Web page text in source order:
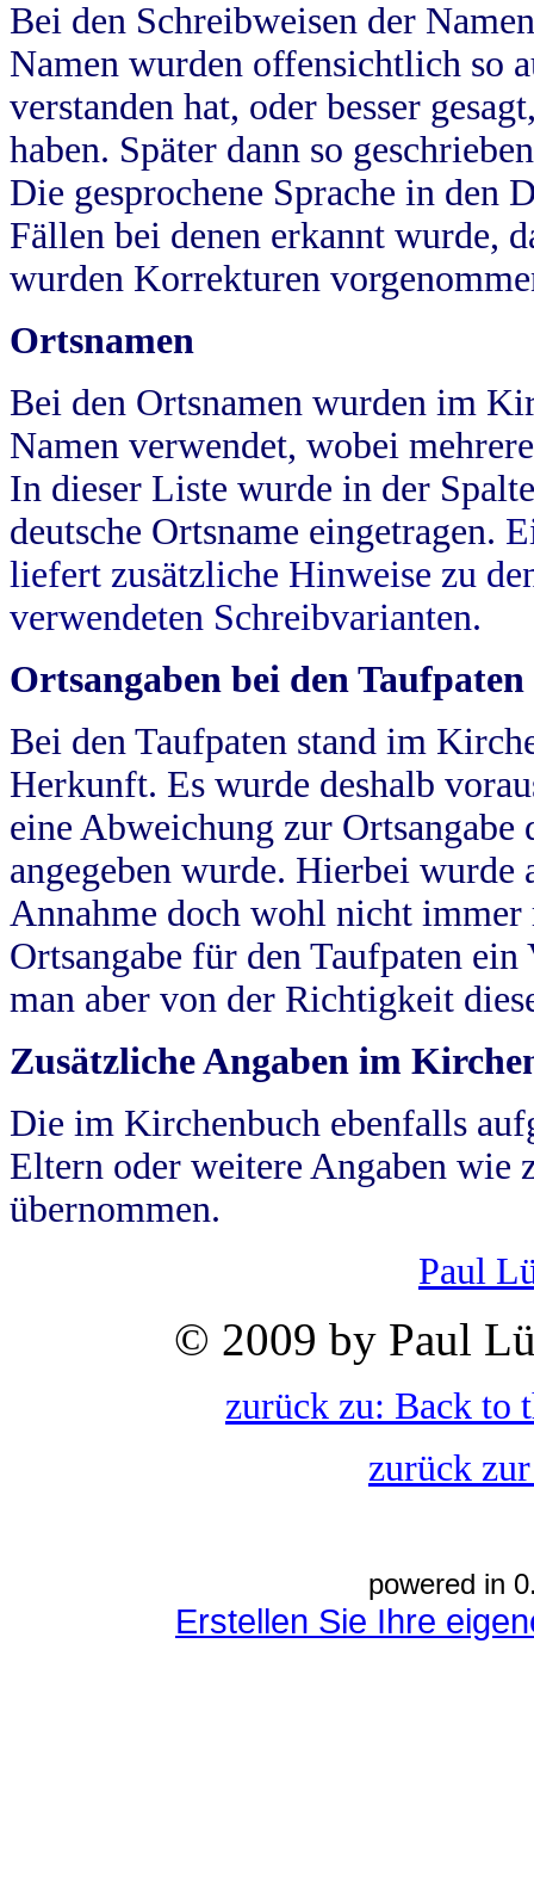
Bei den Schreibweisen der
Namen wurden offensichtlich so
verstanden hat, oder besser
haben. Später dann so
Die gesprochene Sprache in
Fällen bei denen erkannt wurde,
wurden Korrekturen
Ortsnamen
Bei den Ortsnamen wurden im
Namen verwendet, wobei
In dieser Liste wurde in der
deutsche Ortsname eingetragen.
liefert zusätzliche Hinweise zu
verwendeten Schreibvarianten.
Ortsangaben bei den Taufpaten
Bei den Taufpaten stand im
Herkunft. Es wurde deshalb
eine Abweichung zur
angegeben wurde. Hierbei wurde
Annahme doch wohl nicht
Ortsangabe für den Taufpaten
man aber von der Richtigkeit
Zusätzliche Angaben im
Die im Kirchenbuch ebenfalls
Eltern oder weitere Angaben wie
übernommen.
Paul
© 2009 by Paul
zurück zu: Back to
zurück
powered in
Erstellen Sie Ihre